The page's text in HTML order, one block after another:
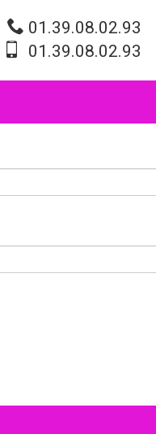
01.39.08.02.93
01.39.08.02.93